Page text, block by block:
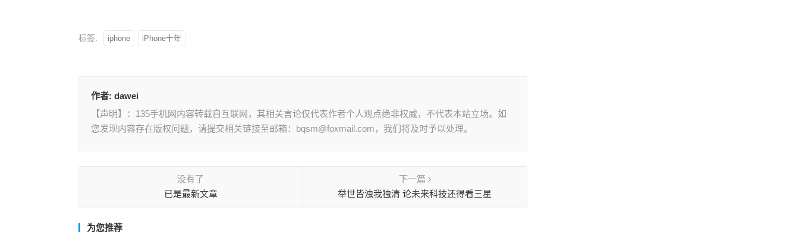
标签: iphone iPhone十年
作者: dawei
【声明】：135手机网内容转载自互联网，其相关言论仅代表作者个人观点绝非权威，不代表本站立场。如
您发现内容存在版权问题，请提交相关链接至邮箱：bqsm@foxmail.com，我们将及时予以处理。
没有了
已是最新文章
下一篇
举世皆浊我独清 论未来科技还得看三星
为您推荐